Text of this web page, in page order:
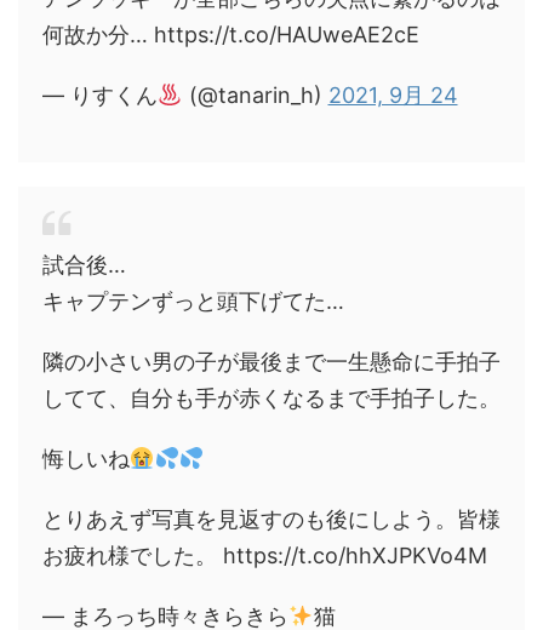
何故か分… https://t.co/HAUweAE2cE
— りすくん (@tanarin_h) 2021, 9月 24
試合後…
キャプテンずっと頭下げてた…
隣の小さい男の子が最後まで一生懸命に手拍子
してて、自分も手が赤くなるまで手拍子した。
悔しいね
とりあえず写真を見返すのも後にしよう。皆様
お疲れ様でした。 https://t.co/hhXJPKVo4M
— まろっち時々きらきら
猫